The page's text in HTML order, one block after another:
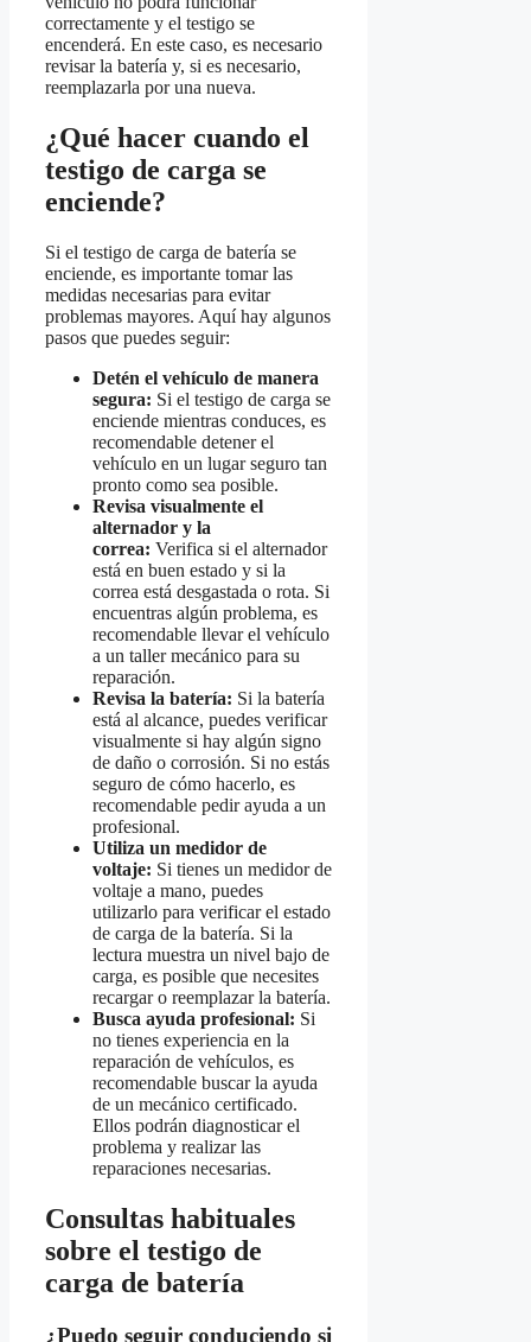
correctamente y el testigo se
encenderá. En este caso, es necesario
revisar la batería y, si es necesario,
reemplazarla por una nueva.
¿Qué hacer cuando el
testigo de carga se
enciende?
Si el testigo de carga de batería se
enciende, es importante tomar las
medidas necesarias para evitar
problemas mayores. Aquí hay algunos
pasos que puedes seguir:
Detén el vehículo de manera
segura: Si el testigo de carga se
enciende mientras conduces, es
recomendable detener el
vehículo en un lugar seguro tan
pronto como sea posible.
Revisa visualmente el
alternador y la
correa: Verifica si el alternador
está en buen estado y si la
correa está desgastada o rota. Si
encuentras algún problema, es
recomendable llevar el vehículo
a un taller mecánico para su
reparación.
Revisa la batería: Si la batería
está al alcance, puedes verificar
visualmente si hay algún signo
de daño o corrosión. Si no estás
seguro de cómo hacerlo, es
recomendable pedir ayuda a un
profesional.
Utiliza un medidor de
voltaje: Si tienes un medidor de
voltaje a mano, puedes
utilizarlo para verificar el estado
de carga de la batería. Si la
lectura muestra un nivel bajo de
carga, es posible que necesites
recargar o reemplazar la batería.
Busca ayuda profesional: Si
no tienes experiencia en la
reparación de vehículos, es
recomendable buscar la ayuda
de un mecánico certificado.
Ellos podrán diagnosticar el
problema y realizar las
reparaciones necesarias.
Consultas habituales
sobre el testigo de
carga de batería
¿Puedo seguir conduciendo si